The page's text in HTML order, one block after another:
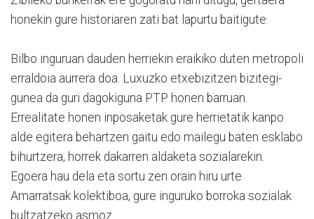
honekin gure historiaren zati bat lapurtu baitigute.
Bilbo inguruan dauden herriekin eraikiko duten metropoli
erraldoia aurrera doa. Luxuzko etxebizitzen bizitegi-
gunea da guri dagokiguna PTP honen barruan.
Errealitate honen inposaketak gure herrietatik kanpo
alde egitera behartzen gaitu edo mailegu baten esklabo
bihurtzera, horrek dakarren aldaketa sozialarekin.
Egoera hau dela eta sortu zen orain hiru urte
Amarratsak kolektiboa, gure inguruko borroka sozialak
bultzatzeko asmoz.